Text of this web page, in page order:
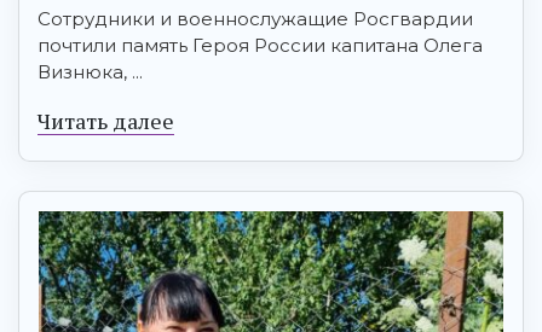
Сотрудники и военнослужащие Росгвардии
почтили память Героя России капитана Олега
Визнюка, ...
Читать далее